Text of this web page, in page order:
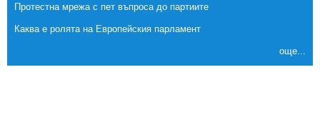
Протестна мрежа с пет въпроса до партиите
Каква е ролята на Европейския парламент
още...